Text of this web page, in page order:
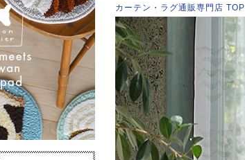
カーテン・ラグ通販専門店 TOP